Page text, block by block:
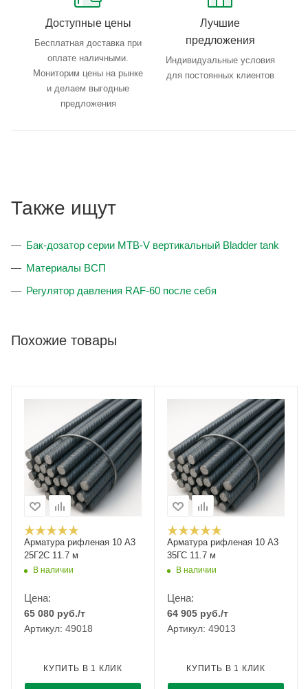
Доступные цены
Бесплатная доставка при
оплате наличными.
Мониторим цены на рынке
и делаем выгодные
предложения
Лучшие
предложения
Индивидуальные условия
для постоянных клиентов
Также ищут
Бак-дозатор серии MTB-V вертикальный Bladder tank
Материалы ВСП
Регулятор давления RAF-60 после себя
Похожие товары
Арматура рифленая 10 А3
25Г2С 11.7 м
В наличии
Цена:
65 080 руб./т
Артикул: 49018
КУПИТЬ В 1 КЛИК
Арматура рифленая 10 А3
35ГС 11.7 м
В наличии
Цена:
64 905 руб./т
Артикул: 49013
КУПИТЬ В 1 КЛИК